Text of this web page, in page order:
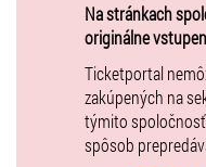
John Lennon – Dalibor
Paul McCartney – Miroslav
George Harrison –
Ringo Starr – Daniel
Na stránkach
originálne
Ticketportal
zakúpených na
týmito
spôsob